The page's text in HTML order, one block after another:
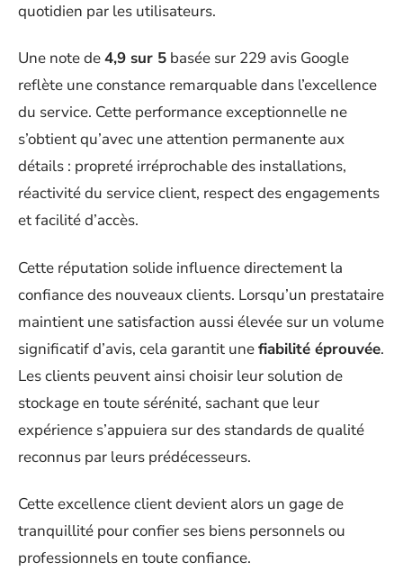
quotidien par les utilisateurs.
Une note de4,9 sur 5 basée sur 229 avis Google
reflète une constance remarquable dans l’excellence
du service. Cette performance exceptionnelle ne
s’obtient qu’avec une attention permanente aux
détails : propreté irréprochable des installations,
réactivité du service client, respect des engagements
et facilité d’accès.
Cette réputation solide influence directement la
confiance des nouveaux clients. Lorsqu’un prestataire
maintient une satisfaction aussi élevée sur un volume
significatif d’avis, cela garantit unefiabilité éprouvée.
Les clients peuvent ainsi choisir leur solution de
stockage en toute sérénité, sachant que leur
expérience s’appuiera sur des standards de qualité
reconnus par leurs prédécesseurs.
Cette excellence client devient alors un gage de
tranquillité pour confier ses biens personnels ou
professionnels en toute confiance.